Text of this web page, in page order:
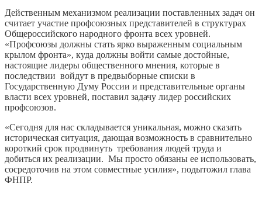
Действенным механизмом реализации поставленных задач он
считает участие профсоюзных представителей в структурах
Общероссийского народного фронта всех уровней.
«Профсоюзы должны стать ярко выраженным социальным
крылом фронта», куда должны войти самые достойные,
настоящие лидеры общественного мнения, которые в
последствии войдут в предвыборные списки в
Государственную Думу России и представительные органы
власти всех уровней, поставил задачу лидер российских
профсоюзов.
«Сегодня для нас складывается уникальная, можно сказать
историческая ситуация, дающая возможность в сравнительно
короткий срок продвинуть требования людей труда и
добиться их реализации. Мы просто обязаны ее использовать,
сосредоточив на этом совместные усилия», подытожил глава
ФНПР.